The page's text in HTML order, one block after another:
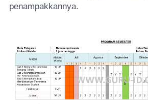
penampakkannya.